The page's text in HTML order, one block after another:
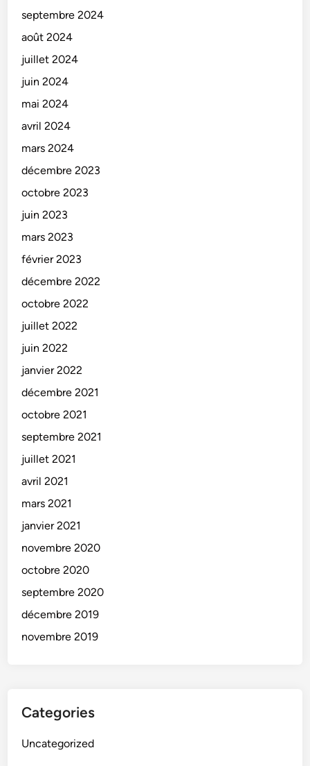
septembre 2024
août 2024
juillet 2024
juin 2024
mai 2024
avril 2024
mars 2024
décembre 2023
octobre 2023
juin 2023
mars 2023
février 2023
décembre 2022
octobre 2022
juillet 2022
juin 2022
janvier 2022
décembre 2021
octobre 2021
septembre 2021
juillet 2021
avril 2021
mars 2021
janvier 2021
novembre 2020
octobre 2020
septembre 2020
décembre 2019
novembre 2019
Categories
Uncategorized